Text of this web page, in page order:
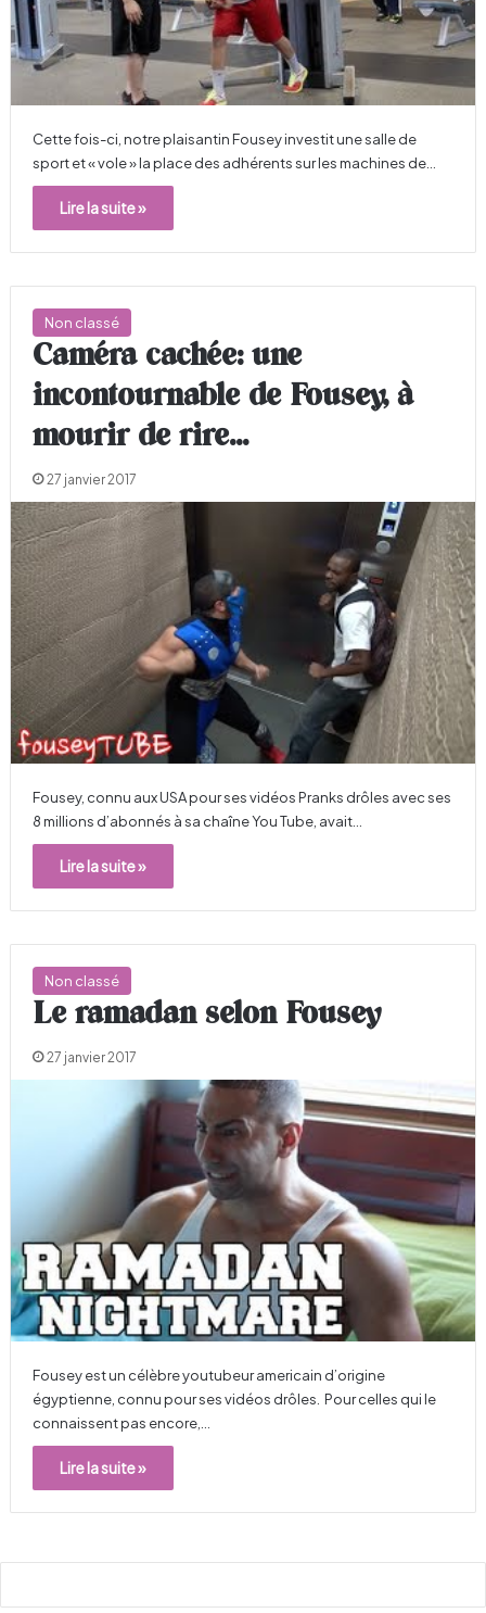
Cette fois-ci, notre plaisantin Fousey investit une salle de
sport et « vole » la place des adhérents sur les machines de…
Lire la suite »
Non classé
Caméra cachée: une
incontournable de Fousey, à
mourir de rire…
27 janvier 2017
Fousey, connu aux USA pour ses vidéos Pranks drôles avec ses
8 millions d’abonnés à sa chaîne You Tube, avait…
Lire la suite »
Non classé
Le ramadan selon Fousey
27 janvier 2017
Fousey est un célèbre youtubeur americain d’origine
égyptienne, connu pour ses vidéos drôles. Pour celles qui le
connaissent pas encore,…
Lire la suite »